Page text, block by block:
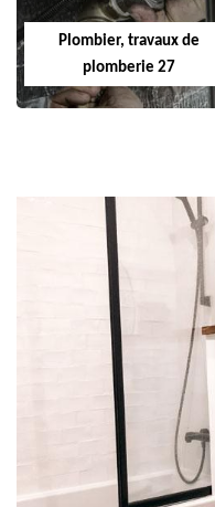
Plombier, travaux de
plomberie 27